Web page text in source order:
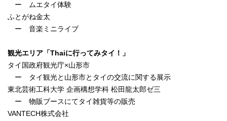
ー ムエタイ体験
ふとがね金太
ー 音楽ミニライブ
観光エリア「Thaiに行ってみタイ！」
タイ国政府観光庁×山形市
ー タイ観光と山形市とタイの交流に関する展示
東北芸術工科大学 企画構想学科 松田龍太郎ゼ三
ー 物販ブースにてタイ雑貨等の販売
VANTECH株式会社